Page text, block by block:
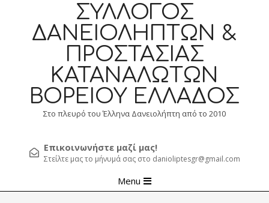
ΣΎΛΛΟΓΟΣ
ΔΑΝΕΙΟΛΗΠΤΏΝ &
ΠΡΟΣΤΑΣΊΑΣ
ΚΑΤΑΝΑΛΩΤΏΝ
ΒΟΡΕΊΟΥ ΕΛΛΆΔΟΣ
Στο πλευρό του Έλληνα Δανειολήπτη από το 2010
Επικοινωνήστε μαζί μας!
Στείλτε μας το μήνυμά σας στο danioliptesgr@gmail.com
Navigation
Menu